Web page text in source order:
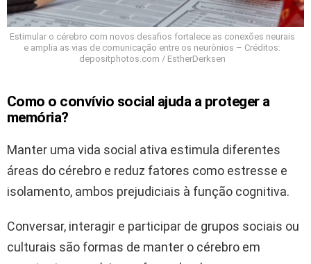
Estimular o cérebro com novos desafios fortalece as conexões neurais
e amplia as vias de comunicação entre os neurônios – Créditos:
depositphotos.com / EstherDerksen
Como o convívio social ajuda a proteger a
memória?
Manter uma vida social ativa estimula diferentes
áreas do cérebro e reduz fatores como estresse e
isolamento, ambos prejudiciais à função cognitiva.
Conversar, interagir e participar de grupos sociais ou
culturais são formas de manter o cérebro em